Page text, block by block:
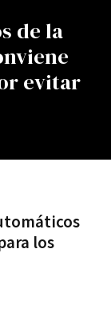
de la
evitar
los